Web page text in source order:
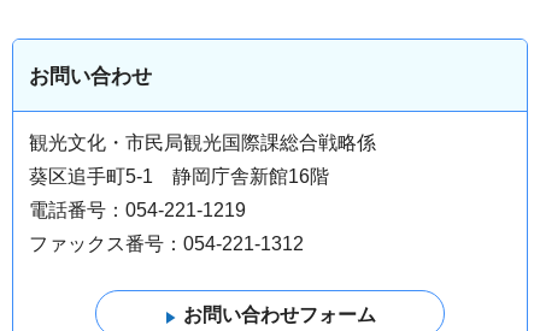
お問い合わせ
観光文化・市民局観光国際課総合戦略係
葵区追手町5-1 静岡庁舎新館16階
電話番号：054-221-1219
ファックス番号：054-221-1312